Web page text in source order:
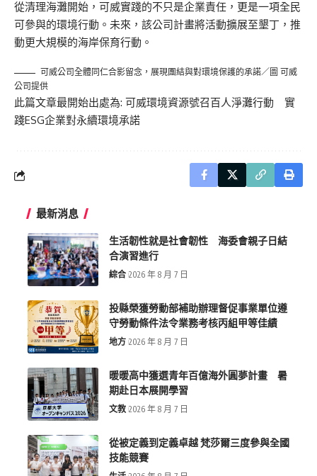
從清理海灘開始，可威實踐的不只是企業責任，更是一項全民
可參與的環境行動。未來，該公司計畫將活動擴展至墾丁，推
動更大規模的海岸保育行動。
可威公司全體同仁合影留念，展現團結與對環境保護的承諾／圖 可威
公司提供
此篇文章最開始出處為: 可威環境資源號召百人淨灘行動 實
踐ESG企業對永續環境承諾
最新消息
生活韌性就是社會韌性 海委會親子日結
合演習進行
綜合 2026 年 8 月 7 日
投縣榮獲勞動部補助辦理督促事業單位遵
守勞動條件法令業務考核丙組甲等佳績
地方 2026 年 8 月 7 日
暖暖高中獲選青年百億海外圓夢計畫 暑
期赴日本展開學習
文教 2026 年 8 月 7 日
從被定義到定義卓越 梵莎爾三度參與全國
技能競賽